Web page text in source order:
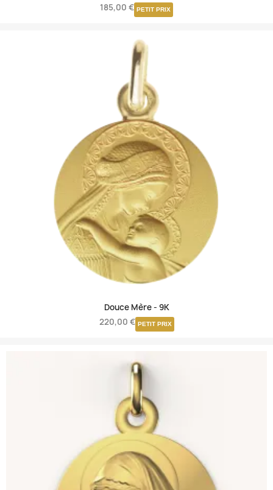
185,00 € PETIT PRIX
Douce Mère - 9K
220,00 € PETIT PRIX